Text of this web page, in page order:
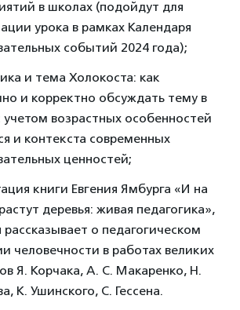
в школах (подойдут для
урока в рамках Календаря
событий 2024 года);
и тема Холокоста: как
и корректно обсуждать тему в
учетом возрастных особенностей
и контекста современных
ценностей;
книги Евгения Ямбурга «И на
деревья: живая педагогика»,
рассказывает о педагогическом
человечности в работах великих
Я. Корчака, А. С. Макаренко, Н.
К. Ушинского, С. Гессена.